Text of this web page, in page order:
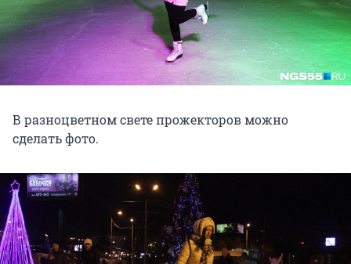
В разноцветном свете прожекторов можно
сделать фото.